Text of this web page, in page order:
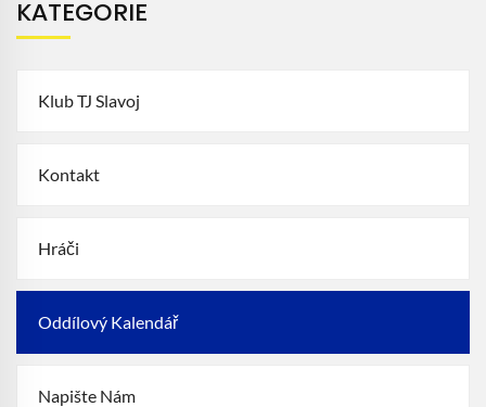
KATEGORIE
Klub TJ Slavoj
Kontakt
Hráči
Oddílový Kalendář
Napište Nám